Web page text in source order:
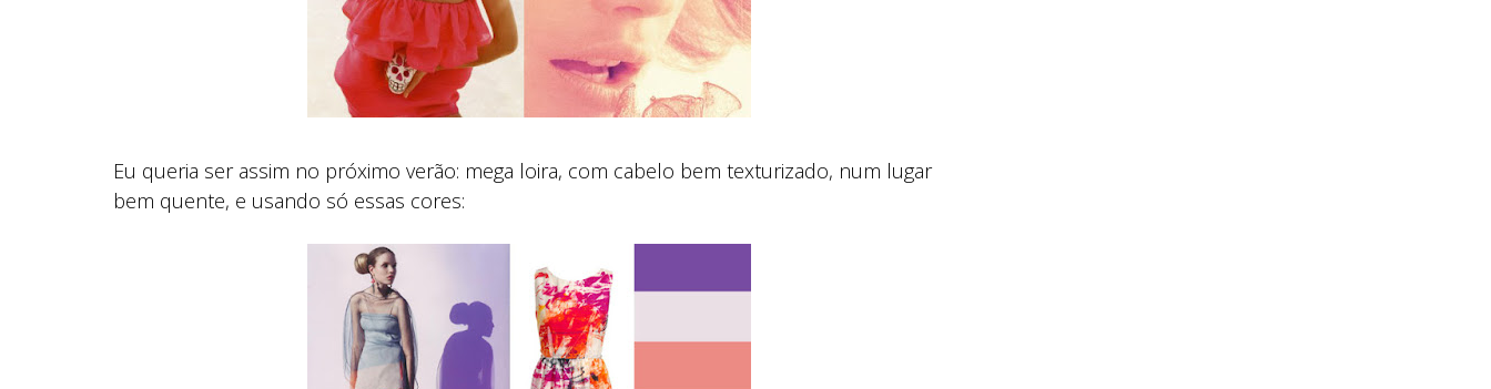
Eu queria ser assim no próximo verão: mega loira, com cabelo bem texturizado, num lugar
bem quente, e usando só essas cores: